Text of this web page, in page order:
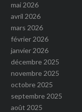
mai 2026
avril 2026
mars 2026
février 2026
janvier 2026
décembre 2025
novembre 2025
octobre 2025
septembre 2025
août 2025